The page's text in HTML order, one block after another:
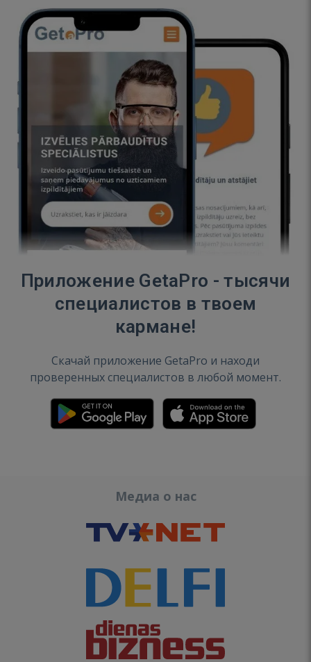
Приложение GetaPro - тысячи
специалистов в твоем
кармане!
Скачай приложение GetaPro и находи
проверенных специалистов в любой момент.
Медиа о нас